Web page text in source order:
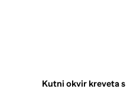
Kutni okvir kreveta s